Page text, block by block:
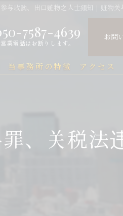
与收购、出口赃物之人士须知｜赃物
7587-4639
営業電話はお断りします。
お問
当事務所の特徴
刑事
アクセス
、关税法